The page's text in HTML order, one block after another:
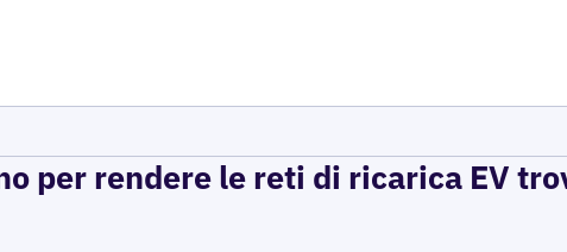
per rendere le reti di ricarica EV